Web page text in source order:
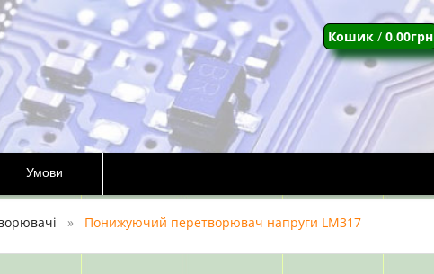
Кошик / 0.00грн
Умови
Понижуючий перетворювач напруги LM317